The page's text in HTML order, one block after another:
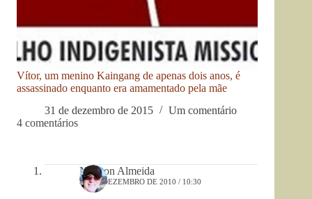
Vítor, um menino Kaingang de apenas dois anos, é
assassinado enquanto era amamentado pela mãe
31 de dezembro de 2015
Um comentário
4 comentários
Newton Almeida
31 DE DEZEMBRO DE 2010 / 10:30